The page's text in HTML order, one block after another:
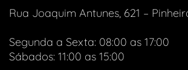
Rua Joaquim Antunes, 621 –
Segunda a Sexta: 08:00 as 17:00
Sábados: 11:00 as 15:00